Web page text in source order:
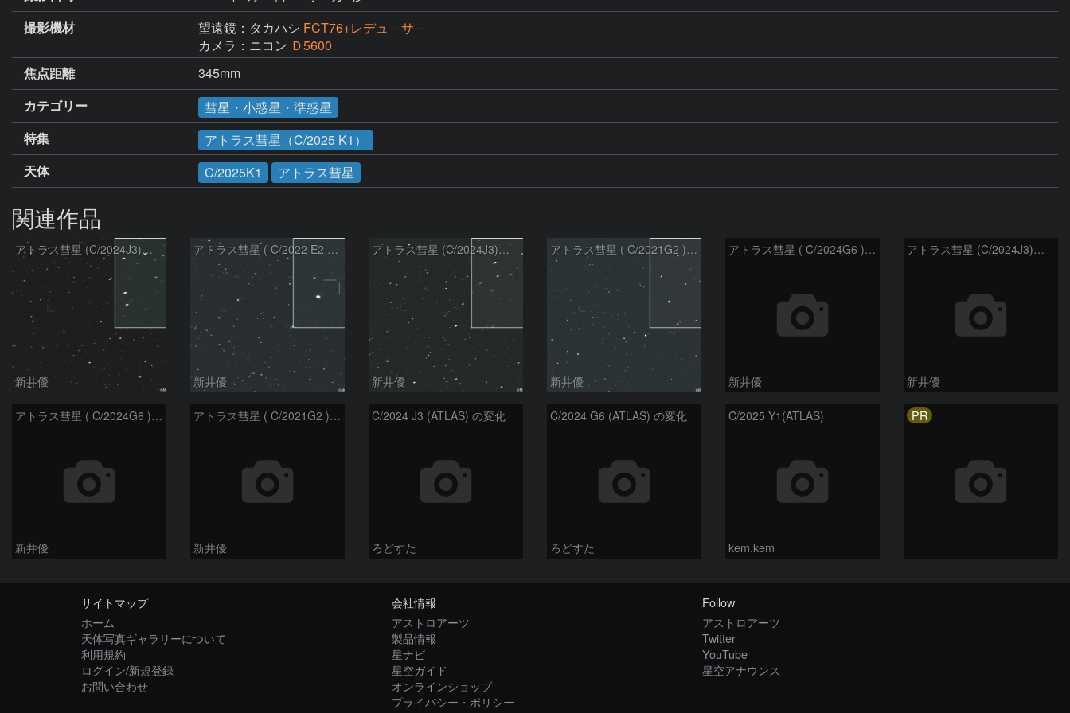
撮影機材
望遠鏡：タカハシ FCT76+レデュ－サ－
カメラ：ニコン Ｄ5600
焦点距離
345mm
カテゴリー
彗星・小惑星・準惑星
特集
アトラス彗星（C/2025 K1）
天体
C/2025K1 アトラス彗星
関連作品
アトラス彗星 (C/2024J3)：2026/08/05
新井優
アトラス彗星 ( C/2022 E2 )：2026/07/27
新井優
アトラス彗星 (C/2024J3)：2026/07/26
新井優
アトラス彗星 ( C/2021G2 )：2026/07/09
新井優
アトラス彗星 ( C/2024G6 )：2026/07/09
新井優
アトラス彗星 (C/2024J3)：2026/07/09
新井優
アトラス彗星 ( C/2024G6 )：2026/07/08
新井優
アトラス彗星 ( C/2021G2 )：2026/07/08
新井優
C/2024 J3 (ATLAS) の変化
ろどすた
C/2024 G6 (ATLAS) の変化
ろどすた
C/2025 Y1(ATLAS)
kem.kem
PR
サイトマップ
ホーム
天体写真ギャラリーについて
利用規約
ログイン/新規登録
お問い合わせ
会社情報
アストロアーツ
製品情報
星ナビ
星空ガイド
オンラインショップ
プライバシー・ポリシー
Follow
アストロアーツ
Twitter
YouTube
星空アナウンス